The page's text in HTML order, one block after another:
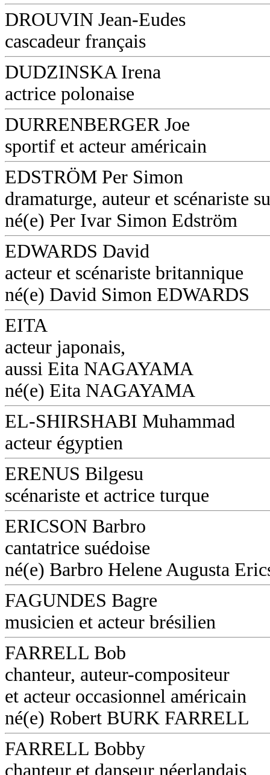
DROUVIN Jean-Eudes
cascadeur français
DUDZINSKA Irena
actrice polonaise
DURRENBERGER Joe
sportif et acteur américain
EDSTRÖM Per Simon
dramaturge, auteur et scénariste
né(e) Per Ivar Simon Edström
EDWARDS David
acteur et scénariste britannique
né(e) David Simon EDWARDS
EITA
acteur japonais,
aussi Eita NAGAYAMA
né(e) Eita NAGAYAMA
EL-SHIRSHABI Muhammad
acteur égyptien
ERENUS Bilgesu
scénariste et actrice turque
ERICSON Barbro
cantatrice suédoise
né(e) Barbro Helene Augusta
FAGUNDES Bagre
musicien et acteur brésilien
FARRELL Bob
chanteur, auteur-compositeur
et acteur occasionnel américain
né(e) Robert BURK FARRELL
FARRELL Bobby
chanteur et danseur néerlandais,